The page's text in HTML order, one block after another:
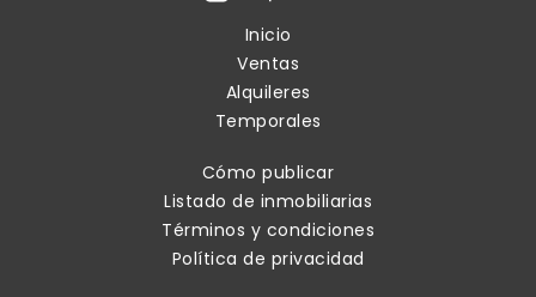
Inicio
Ventas
Alquileres
Temporales
Cómo publicar
Listado de inmobiliarias
Términos y condiciones
Política de privacidad